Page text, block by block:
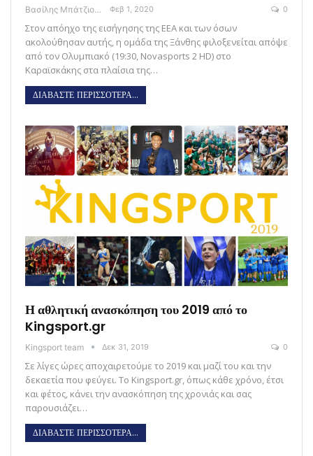
Βασίλης Μπάτζιος Φεβ 1, 2020 0
Στον απόηχο της εισήγησης της ΕΕΑ και των όσων
ακολούθησαν αυτής, η ομάδα της Ξάνθης φιλοξενείται απόψε
από τον Ολυμπιακό (19:30, Novasports 2 HD) στο
Καραϊσκάκης στα πλαίσια της…
ΔΙΑΒΑΣΤΕ ΠΕΡΙΣΣΟΤΕΡΑ...
Η αθλητική ανασκόπηση του 2019 από το
Kingsport.gr
Kingsport team Δεκ 31, 2019 0
Σε λίγες ώρες αποχαιρετούμε το 2019 και μαζί του και την
δεκαετία που φεύγει. Το Kingsport.gr, όπως κάθε χρόνο, έτσι
και φέτος, κάνει την ανασκόπηση της χρονιάς και σας
παρουσιάζει…
ΔΙΑΒΑΣΤΕ ΠΕΡΙΣΣΟΤΕΡΑ...